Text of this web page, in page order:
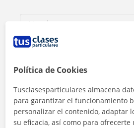
Política de Cookies
Tusclasesparticulares almacena
para garantizar el funcionamiento
personalizar el contenido, adaptar
su eficacia, así como para ofrecerte